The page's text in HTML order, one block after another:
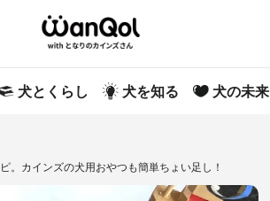
犬とくらし 犬を知る 犬の未来
。カインズの犬用おやつも簡単ちょい足し！